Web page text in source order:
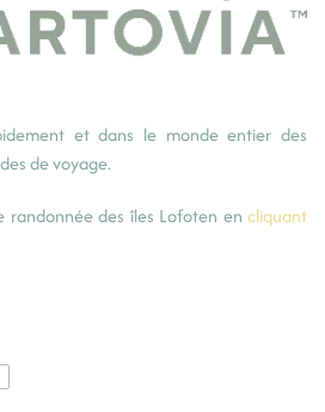
et dans le monde entier des
de voyage.
randonnée des îles Lofoten en cliquant